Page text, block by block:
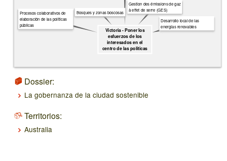
Victoria - Poner los
esfuerzos de los
interesados en el
centro de las políticas
Desarrollo local de las
energías renovables
Gestion des émissions de gaz
à effet de serre (GES)
Bosques y zonas boscosas
Procesos colaborativos de
elaboración de las políticas
públicas
Dossier:
La gobernanza de la ciudad sostenible
Territorios:
Australia